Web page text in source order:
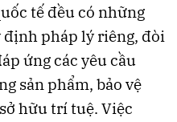
tế đều có những
pháp lý riêng, đòi
ứng các yêu cầu
sản phẩm, bảo vệ
hữu trí tuệ. Việc